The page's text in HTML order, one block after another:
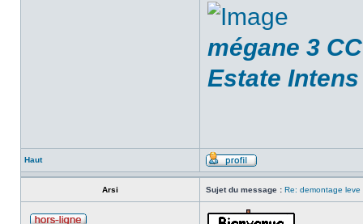
mégane 3
Estate
Haut
Arsi Sujet du message : Re: demontage